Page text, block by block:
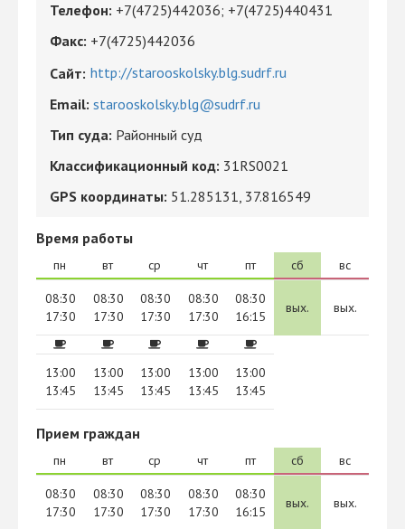
Телефон: +7(4725)442036; +7(4725)440431
Факс: +7(4725)442036
Сайт: http://starooskolsky.blg.sudrf.ru
Email: starooskolsky.blg@sudrf.ru
Тип суда: Районный суд
Классификационный код: 31RS0021
GPS координаты: 51.285131, 37.816549
Время работы
пн
08:30
17:30
13:00
13:45
вт
08:30
17:30
13:00
13:45
ср
08:30
17:30
13:00
13:45
чт
08:30
17:30
13:00
13:45
пт
08:30
16:15
13:00
13:45
сб
вых.
вс
вых.
Прием граждан
пн
08:30
17:30
вт
08:30
17:30
ср
08:30
17:30
чт
08:30
17:30
пт
08:30
16:15
сб
вых.
вс
вых.